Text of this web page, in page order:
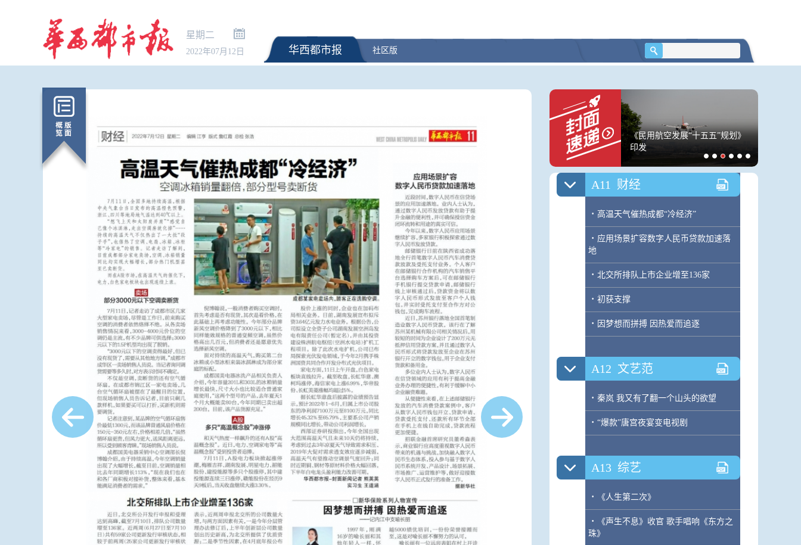
星期二
2022年07月12日 华西都市报 社区版
暑期出行“下半场”热度不减，中
秋国庆预订已提前“抢跑”
国防部：日本“再军事化”妄动是
地区和平稳定的真正威胁
新冠阳性率连升10周！与感冒有
何区别？“刀片嗓”如何缓解？｜
《民用航空发展“十五五”规划》
印发
A10 天下
· 总统总理均表示将辞职 局势动荡的斯
里兰卡何去何从？
· 留在斯里兰卡宝石城的中国人：燃油
断供煤气短缺 在当地捡木柴烧饭
A11 财经
· 高温天气催热成都“冷经济”
· 应用场景扩容数字人民币贷款加速落
地
· 北交所排队上市企业增至136家
· 初获支撑
· 因梦想而拼搏 因热爱而追逐
A12 文艺范
· 秦岚 我又有了翻一个山头的欲望
· “爆款”唐宫夜宴变电视剧
A13 综艺
· 《人生第二次》
·
《声生不息》收官 歌手唱响《东方之
珠》